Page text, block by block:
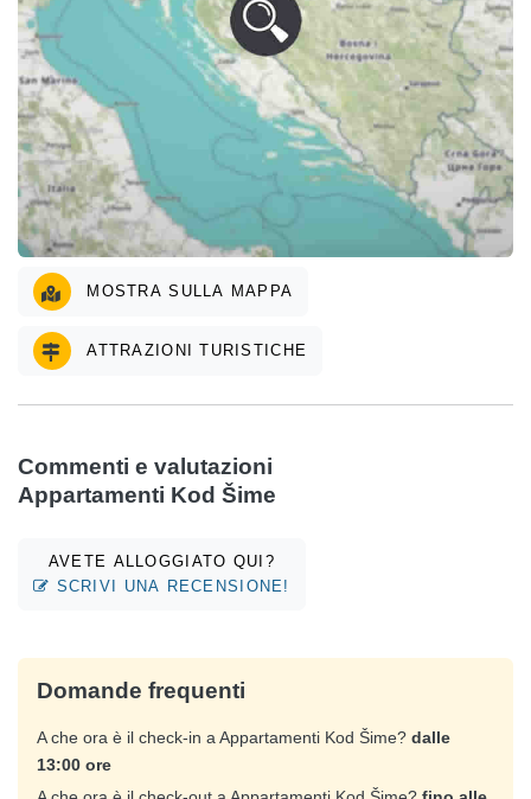
MOSTRA SULLA MAPPA
ATTRAZIONI TURISTICHE
Commenti e valutazioni
Appartamenti Kod Šime
AVETE ALLOGGIATO QUI?
SCRIVI UNA RECENSIONE!
Domande frequenti
A che ora è il check-in a Appartamenti Kod Šime? dalle
13:00 ore